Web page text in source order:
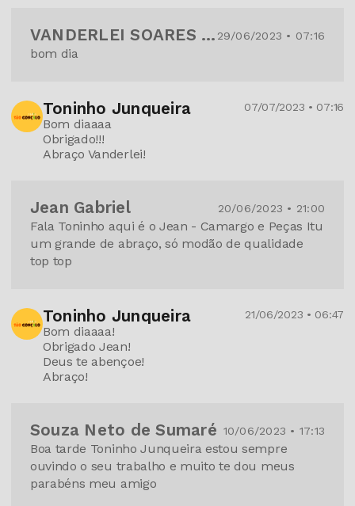
VANDERLEI SOARES DA Silva 29/06/2023 • 07:16
bom dia
Toninho Junqueira 07/07/2023 • 07:16
Bom diaaaa
Obrigado!!!
Abraço Vanderlei!
Jean Gabriel 20/06/2023 • 21:00
Fala Toninho aqui é o Jean - Camargo e Peças Itu
um grande de abraço, só modão de qualidade
top top
Toninho Junqueira 21/06/2023 • 06:47
Bom diaaaa!
Obrigado Jean!
Deus te abençoe!
Abraço!
Souza Neto de Sumaré 10/06/2023 • 17:13
Boa tarde Toninho Junqueira estou sempre
ouvindo o seu trabalho e muito te dou meus
parabéns meu amigo